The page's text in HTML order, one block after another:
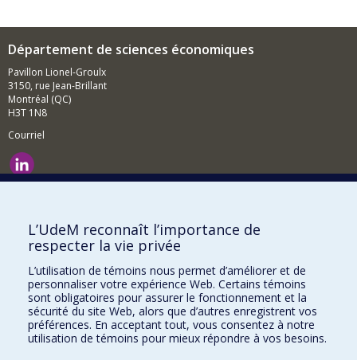
Département de sciences économiques
Pavillon Lionel-Groulx
3150, rue Jean-Brillant
Montréal (QC)
H3T 1N8
Courriel
Comment soutenir le Département?
BESOIN D'AIDE?
Plan du site
Signaler une erreur
Accessibilité
FACULTÉ DES ARTS ET DES SCIENCES
L’UdeM reconnaît l’importance de
respecter la vie privée
L’utilisation de témoins nous permet d’améliorer et de
personnaliser votre expérience Web. Certains témoins
sont obligatoires pour assurer le fonctionnement et la
sécurité du site Web, alors que d’autres enregistrent vos
préférences. En acceptant tout, vous consentez à notre
utilisation de témoins pour mieux répondre à vos besoins.